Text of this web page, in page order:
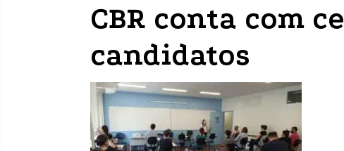
CBR conta com
candidatos